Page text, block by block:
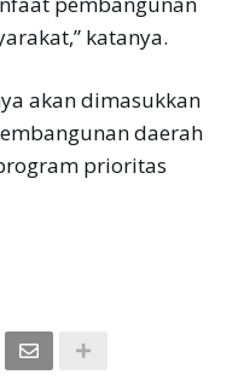
katanya.
akan dimasukkan
daerah
prioritas